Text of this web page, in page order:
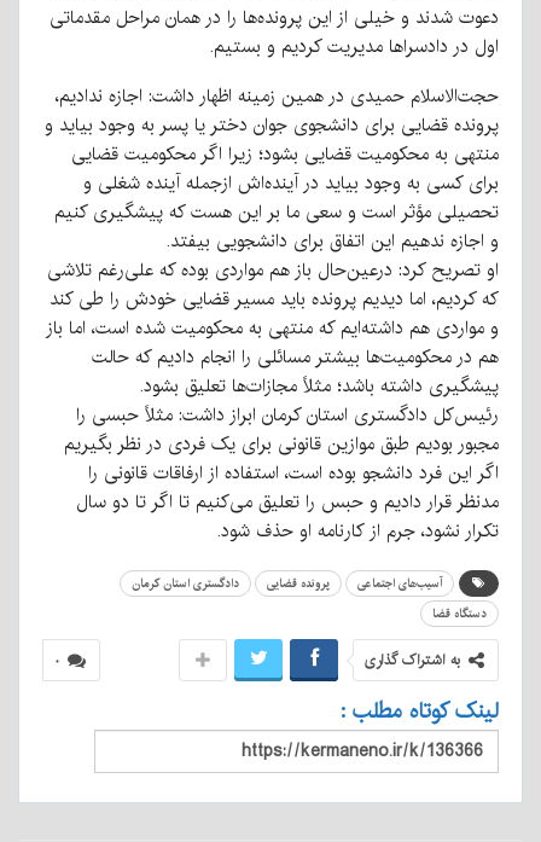
دعوت شدند و خیلی از این پرونده‌ها را در همان مراحل مقدماتی
اول در دادسراها مدیریت کردیم و بستیم.
حجت‌الاسلام حمیدی در همین زمینه اظهار داشت: اجازه ندادیم،
پرونده قضایی برای دانشجوی جوان دختر یا پسر به وجود بیاید و
منتهی به محکومیت قضایی بشود؛ زیرا اگر محکومیت قضایی
برای کسی به وجود بیاید در آینده‌اش ازجمله آینده شغلی و
تحصیلی مؤثر است و سعی ما بر این هست که پیشگیری کنیم
و اجازه ندهیم این اتفاق برای دانشجویی بیفتد.
او تصریح کرد: درعین‌حال باز هم مواردی بوده که علی‌رغم تلاشی
که کردیم، اما دیدیم پرونده باید مسیر قضایی خودش را طی کند
و مواردی هم داشته‌ایم که منتهی به محکومیت شده است، اما باز
هم در محکومیت‌ها بیشتر مسائلی را انجام دادیم که حالت
پیشگیری داشته باشد؛ مثلاً مجازات‌ها تعلیق بشود.
رئیس‌کل دادگستری استان کرمان ابراز داشت: مثلاً حبسی را
مجبور بودیم طبق موازین قانونی برای یک فردی در نظر بگیریم
اگر این فرد دانشجو بوده است، استفاده از ارفاقات قانونی را
مدنظر قرار دادیم و حبس را تعلیق می‌کنیم تا اگر تا دو سال
تکرار نشود، جرم از کارنامه او حذف شود.
آسیب‌های اجتماعی پرونده قضایی
دادگستری استان کرمان
دستگاه قضا
۰ به اشتراک گذاری
لینک کوتاه مطلب :